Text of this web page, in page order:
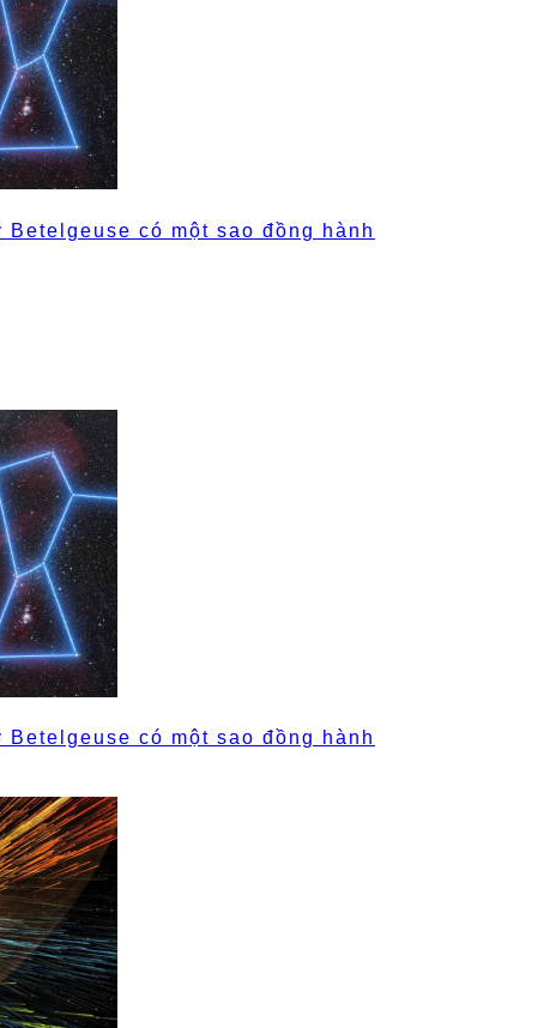
có một sao đồng hành
có một sao đồng hành